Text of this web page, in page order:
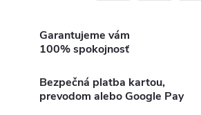
Garantujeme vám
100% spokojnosť
Bezpečná platba kartou,
prevodom alebo Google Pay